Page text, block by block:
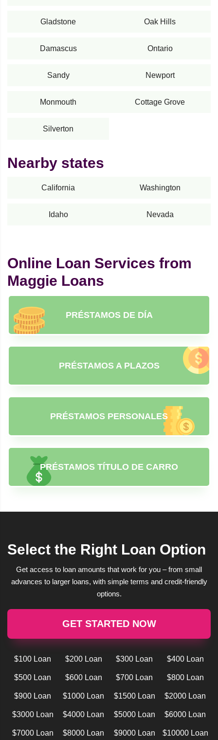
Gladstone Oak Hills
Damascus Ontario
Sandy Newport
Monmouth Cottage Grove
Silverton
Nearby states
California Washington
Idaho Nevada
Online Loan Services from
Maggie Loans
PRÉSTAMOS DE DÍA
PRÉSTAMOS A PLAZOS
PRÉSTAMOS PERSONALES
PRÉSTAMOS TÍTULO DE CARRO
Select the Right Loan Option
Get access to loan amounts that work for you – from small
advances to larger loans, with simple terms and credit-friendly
options.
GET STARTED NOW
$100 Loan $200 Loan $300 Loan $400 Loan
$500 Loan $600 Loan $700 Loan $800 Loan
$900 Loan $1000 Loan $1500 Loan $2000 Loan
$3000 Loan $4000 Loan $5000 Loan $6000 Loan
$7000 Loan $8000 Loan $9000 Loan $10000 Loan